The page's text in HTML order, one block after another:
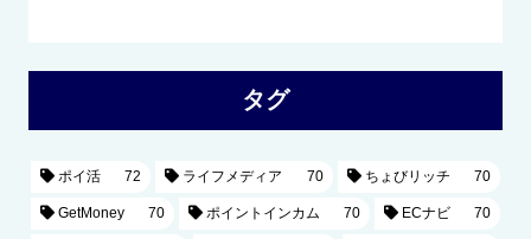
タグ
ポイ活 72 ライフメディア 70 ちょびリッチ 70
GetMoney 70 ポイントインカム 70 ECナビ 70